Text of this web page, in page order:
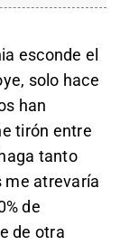
esconde el
solo hace
han
tirón entre
tanto
me atrevaría
de
de otra